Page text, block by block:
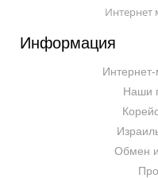
Интернет
Информация
Интернет-
Наши
Обмен и